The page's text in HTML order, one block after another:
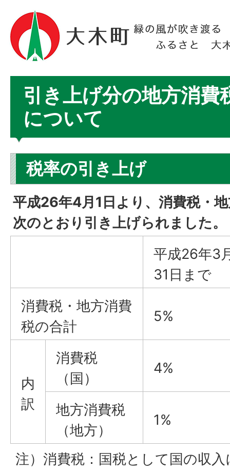
引き上げ分の地方消費
について
税率の引き上げ
平成26年4月1日より、消費税・
次のとおり引き上げられました。
平成26年3
31日まで
消費税・地方消費
税の合計
5%
内
訳
消費税
（国）
4%
地方消費税
（地方）
1%
注）消費税：国税として国の収